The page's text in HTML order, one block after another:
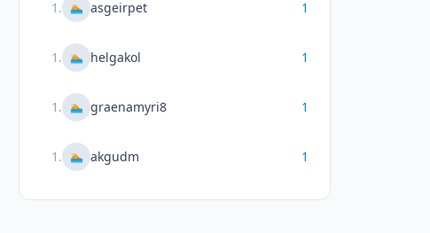
1 . 🏊 asgeirpet 1
1 . 🏊 helgakol 1
1 . 🏊 graenamyri8 1
1 . 🏊 akgudm 1